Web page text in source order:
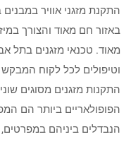
התקנת מזגני אוויר
באזור חם מאוד והצורך
מאוד. טכנאי מזגנים בתל
וטיפולים לכל לקוח
התקנות מזגנים מסוגים
הפופולאריים ביותר הם
הנבדלים ביניהם במפרטים,